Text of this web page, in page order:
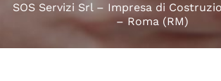
SOS Servizi Srl – Impresa di
– Roma (RM)